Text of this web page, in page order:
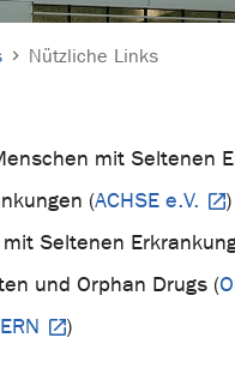
Nützliche Links
mit Seltenen
(ACHSE e.V.
)
Seltenen
und Orphan Drugs (
ERN )